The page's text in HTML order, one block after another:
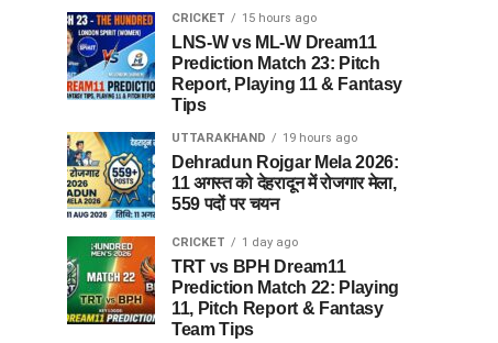
CRICKET 15 hours ago
LNS-W vs ML-W Dream11
Prediction Match 23: Pitch
Report, Playing 11 & Fantasy
Tips
UTTARAKHAND 19 hours ago
Dehradun Rojgar Mela 2026:
11 अगस्त को देहरादून में रोजगार मेला,
559 पदों पर चयन
CRICKET 1 day ago
TRT vs BPH Dream11
Prediction Match 22: Playing
11, Pitch Report & Fantasy
Team Tips